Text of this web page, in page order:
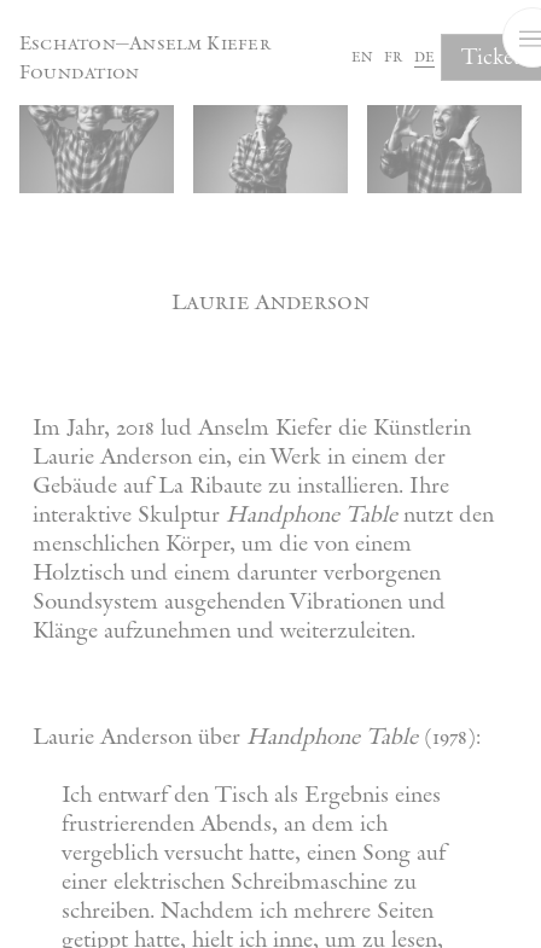
Eschaton—Anselm Kiefer
Foundation
en fr de Tickets
Laurie Anderson
Im Jahr, 2018 lud Anselm Kiefer die Künstlerin
Laurie Anderson ein, ein Werk in einem der
Gebäude auf La Ribaute zu installieren. Ihre
interaktive Skulptur Handphone Tablenutzt den
menschlichen Körper, um die von einem
Holztisch und einem darunter verborgenen
Soundsystem ausgehenden Vibrationen und
Klänge aufzunehmen und weiterzuleiten.
Laurie Anderson über Handphone Table(1978):
Ich entwarf den Tisch als Ergebnis eines
frustrierenden Abends, an dem ich
vergeblich versucht hatte, einen Song auf
einer elektrischen Schreibmaschine zu
schreiben. Nachdem ich mehrere Seiten
getippt hatte, hielt ich inne, um zu lesen,